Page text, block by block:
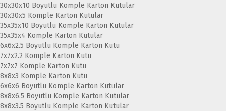
30x30x10 Boyutlu Komple Karton Kutular
30x30x5 Komple Karton Kutular
35x35x10 Boyutlu Komple Karton Kutular
35x35x4 Komple Karton Kutular
6x6x2.5 Boyutlu Komple Karton Kutu
7x7x2.2 Komple Karton Kutu
7x7x7 Komple Karton Kutu
8x8x3 Komple Karton Kutu
6x6x6 Boyutlu Komple Karton Kutular
8x8x6.5 Boyutlu Komple Karton Kutular
8x8x3.5 Boyutlu Komple Karton Kutular